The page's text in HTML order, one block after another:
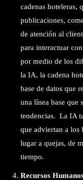
cadenas hoteleras,
publicaciones,
de atención al
para interactuar
por medio de los
la IA, la cadena
base de datos que
una línea base que
tendencias. La IA
que adviertan a los
lugar a quejas, de
tiempo.
Recursos